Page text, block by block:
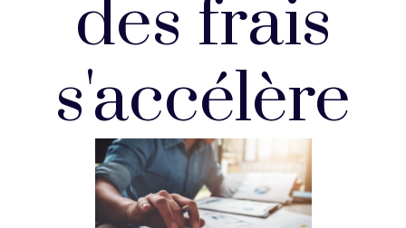
des frais
s'accélère